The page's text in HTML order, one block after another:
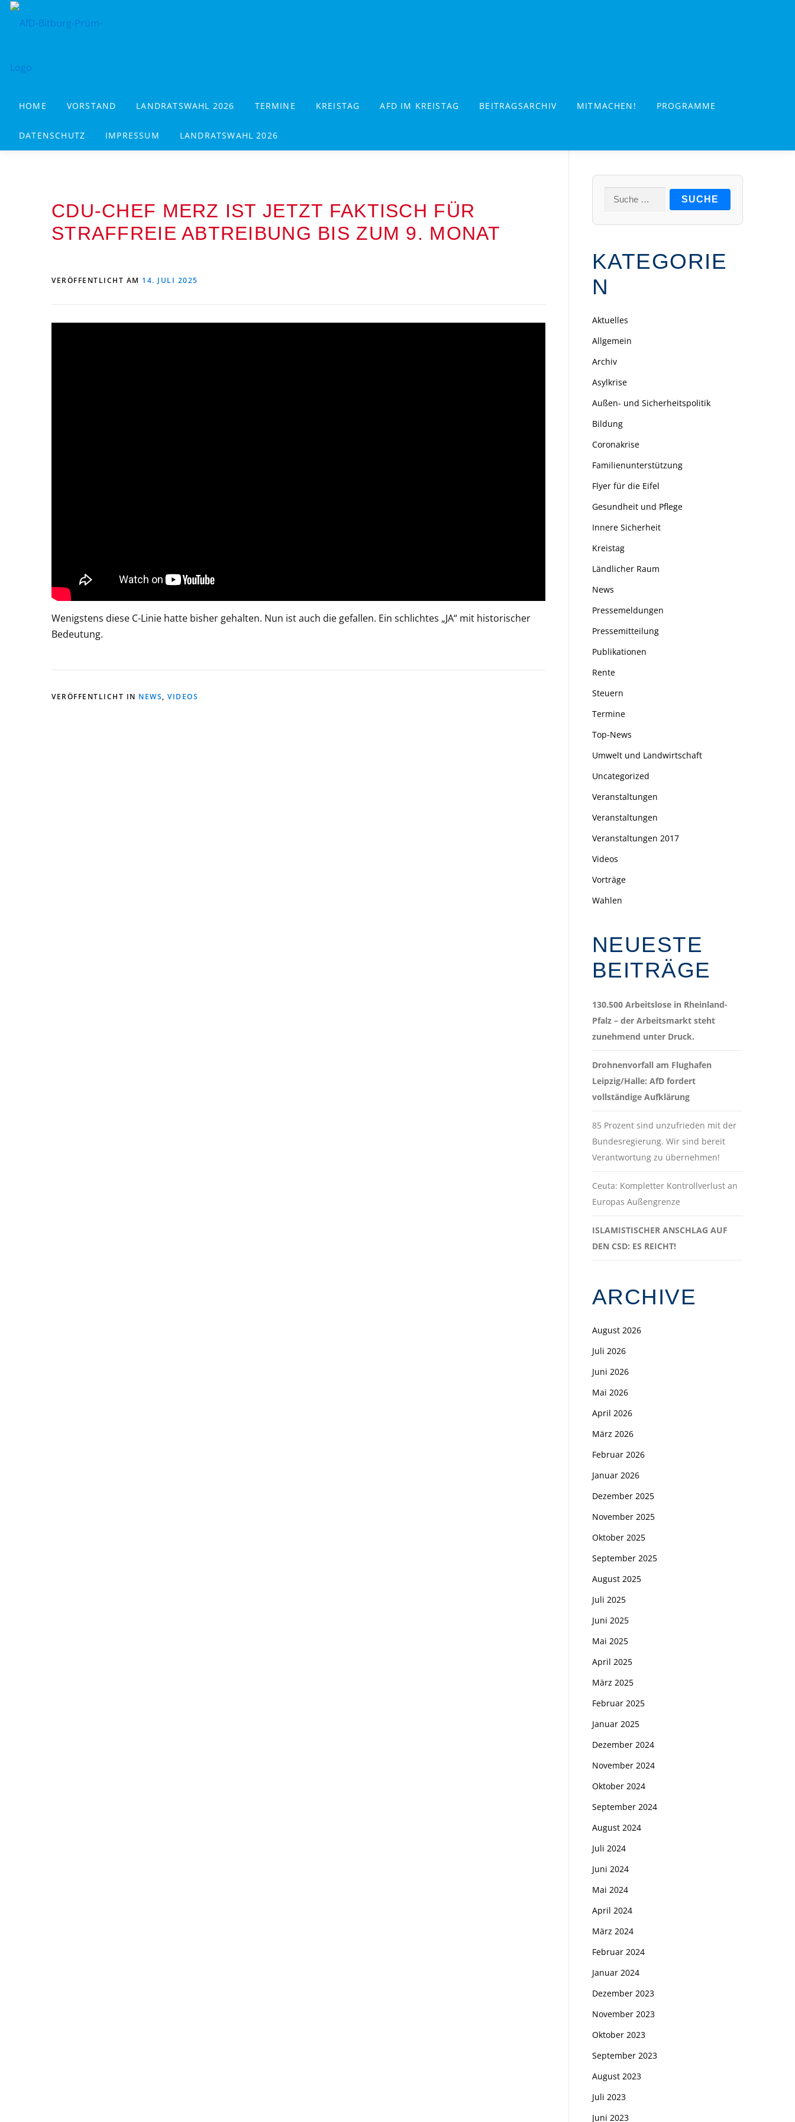
Zum
Inhalt
HOME VORSTAND LANDRATSWAHL 2026 TERMINE KREISTAG AFD IM KREISTAG BEITRAGSARCHIV MITMACHEN! PROGRAMME
DATENSCHUTZ IMPRESSUM LANDRATSWAHL 2026
CDU-CHEF MERZ IST JETZT FAKTISCH FÜR
STRAFFREIE ABTREIBUNG BIS ZUM 9. MONAT
VERÖFFENTLICHT AM 14. JULI 2025
Wenigstens diese C-Linie hatte bisher gehalten. Nun ist auch die gefallen. Ein schlichtes „JA“ mit historischer
Bedeutung.
VERÖFFENTLICHT IN NEWS, VIDEOS
Suche
KATEGORIE
N
Aktuelles
Allgemein
Archiv
Asylkrise
Außen- und Sicherheitspolitik
Bildung
Coronakrise
Familienunterstützung
Flyer für die Eifel
Gesundheit und Pflege
Innere Sicherheit
Kreistag
Ländlicher Raum
News
Pressemeldungen
Pressemitteilung
Publikationen
Rente
Steuern
Termine
Top-News
Umwelt und Landwirtschaft
Uncategorized
Veranstaltungen
Veranstaltungen
Veranstaltungen 2017
Videos
Vorträge
Wahlen
NEUESTE
BEITRÄGE
130.500 Arbeitslose in Rheinland-
Pfalz – der Arbeitsmarkt steht
zunehmend unter Druck.
Drohnenvorfall am Flughafen
Leipzig/Halle: AfD fordert
vollständige Aufklärung
85 Prozent sind unzufrieden mit der
Bundesregierung. Wir sind bereit
Verantwortung zu übernehmen!
Ceuta: Kompletter Kontrollverlust an
Europas Außengrenze
ISLAMISTISCHER ANSCHLAG AUF
DEN CSD: ES REICHT!
ARCHIVE
August 2026
Juli 2026
Juni 2026
Mai 2026
April 2026
März 2026
Februar 2026
Januar 2026
Dezember 2025
November 2025
Oktober 2025
September 2025
August 2025
Juli 2025
Juni 2025
Mai 2025
April 2025
März 2025
Februar 2025
Januar 2025
Dezember 2024
November 2024
Oktober 2024
September 2024
August 2024
Juli 2024
Juni 2024
Mai 2024
April 2024
März 2024
Februar 2024
Januar 2024
Dezember 2023
November 2023
Oktober 2023
September 2023
August 2023
Juli 2023
Juni 2023